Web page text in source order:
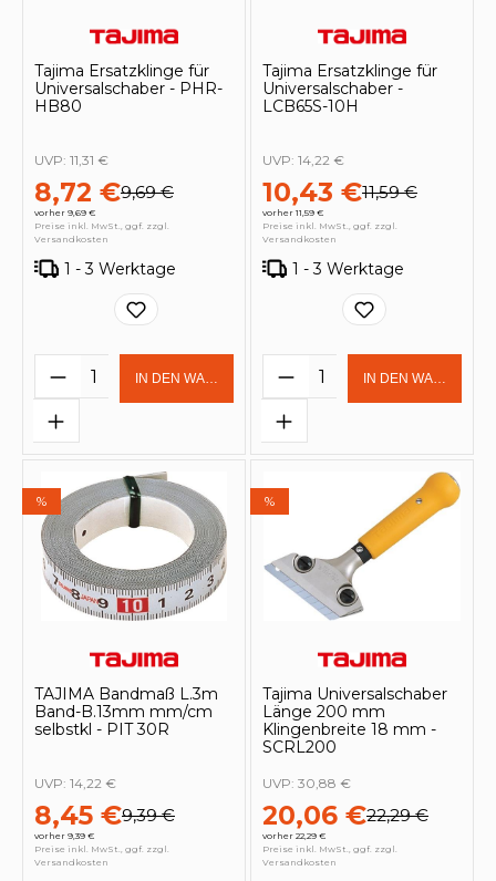
Tajima Ersatzklinge für
Universalschaber - PHR-
HB80
8,72 €9,69 €
vorher 9,69 €
UVP: 11,31 €
Preise inkl. MwSt., ggf. zzgl.
Versandkosten
1 - 3 Werktage
Produkt Anzahl: Gib den
IN DEN WARENKORB
Tajima Ersatzklinge für
Universalschaber -
LCB65S-10H
10,43 €11,59 €
vorher 11,59 €
UVP: 14,22 €
Preise inkl. MwSt., ggf. zzgl.
Versandkosten
1 - 3 Werktage
Produkt Anzahl:
IN DEN
%
TAJIMA Bandmaß L.3m
Band-B.13mm mm/cm
selbstkl - PIT 30R
8,45 €9,39 €
vorher 9,39 €
UVP: 14,22 €
Preise inkl. MwSt., ggf. zzgl.
Versandkosten
%
Tajima Universalschaber
Länge 200 mm
Klingenbreite 18 mm -
SCRL200
20,06 €22,29 €
vorher 22,29 €
UVP: 30,88 €
Preise inkl. MwSt., ggf. zzgl.
Versandkosten